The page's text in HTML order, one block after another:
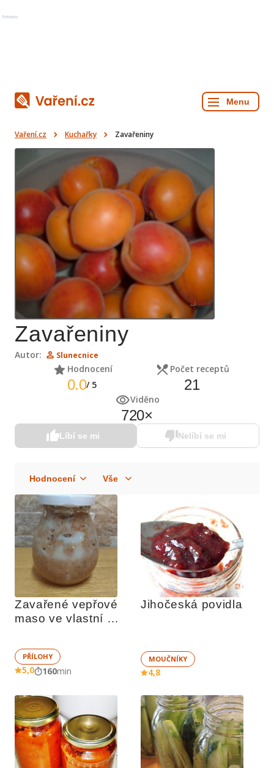
Reklama
Vaření.cz Kuchařky Zavařeniny
Zavařeniny
Autor: Slunecnice
Hodnocení
0.0/ 5
Počet receptů
21
Viděno
720×
Líbí se mi Nelíbí se mi
Zavařené vepřové
maso ve vlastní
PŘÍLOHY
5,0 160min
Jihočeská povidla
MOUČNÍKY
4,8